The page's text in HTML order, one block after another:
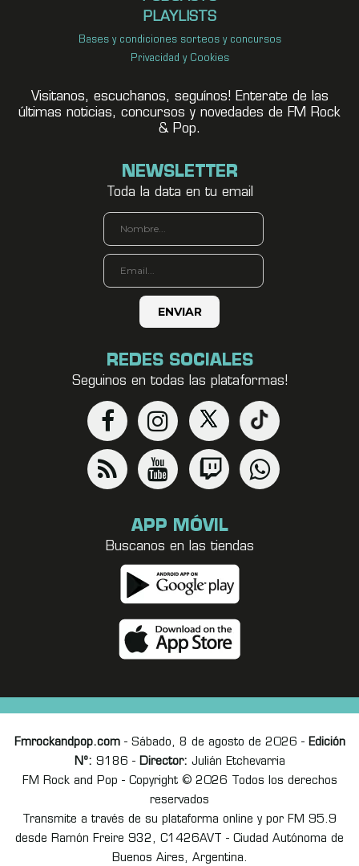
PLAYLISTS
Bases y condiciones sorteos y concursos
Privacidad y Cookies
Visitanos, escuchanos, seguínos! Enterate de las
últimas noticias, concursos y novedades de FM Rock
& Pop.
NEWSLETTER
Toda la data en tu email
REDES SOCIALES
Seguinos en todas las plataformas!
APP MÓVIL
Buscanos en las tiendas
Fmrockandpop.com- Sábado, 8 de agosto de 2026 - Edición
Nº: 9186 - Director: Julián Etchevarria
FM Rock and Pop - Copyright © 2026 Todos los derechos
reservados
Transmite a través de su plataforma online y por FM 95.9
desde Ramón Freire 932, C1426AVT - Ciudad Autónoma de
Buenos Aires, Argentina.